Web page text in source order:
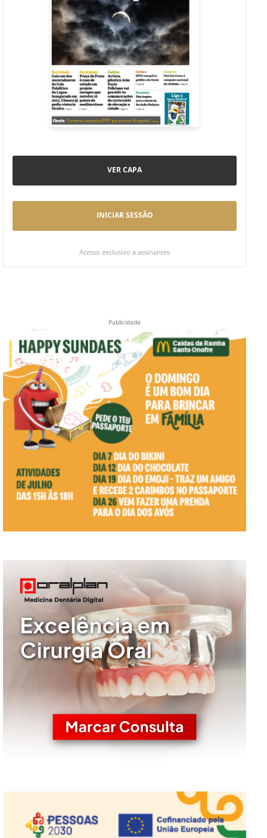
VER CAPA
INICIAR SESSÃO
Acesso exclusivo a assinantes
Publicidade